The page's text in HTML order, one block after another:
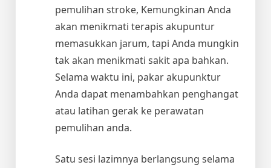
pemulihan stroke, Kemungkinan Anda
akan menikmati terapis akupuntur
memasukkan jarum, tapi Anda mungkin
tak akan menikmati sakit apa bahkan.
Selama waktu ini, pakar akupunktur
Anda dapat menambahkan penghangat
atau latihan gerak ke perawatan
pemulihan anda.
Satu sesi lazimnya berlangsung selama